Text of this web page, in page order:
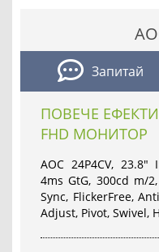
Запитай
ПОВЕЧЕ
FHD МОНИТОР
AOC 24P4CV, 23.8"
4ms GtG, 300cd m/
Sync, FlickerFree,
Adjust, Pivot, Swivel,